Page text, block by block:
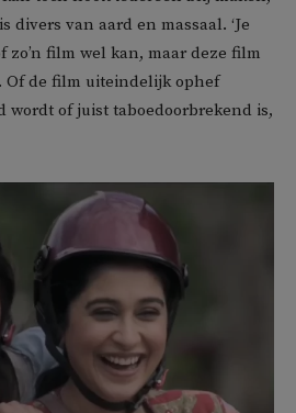
van aard en massaal. ‘Je
zo’n film wel kan, maar deze film
Of de film uiteindelijk ophef
wordt of juist taboedoorbrekend is,